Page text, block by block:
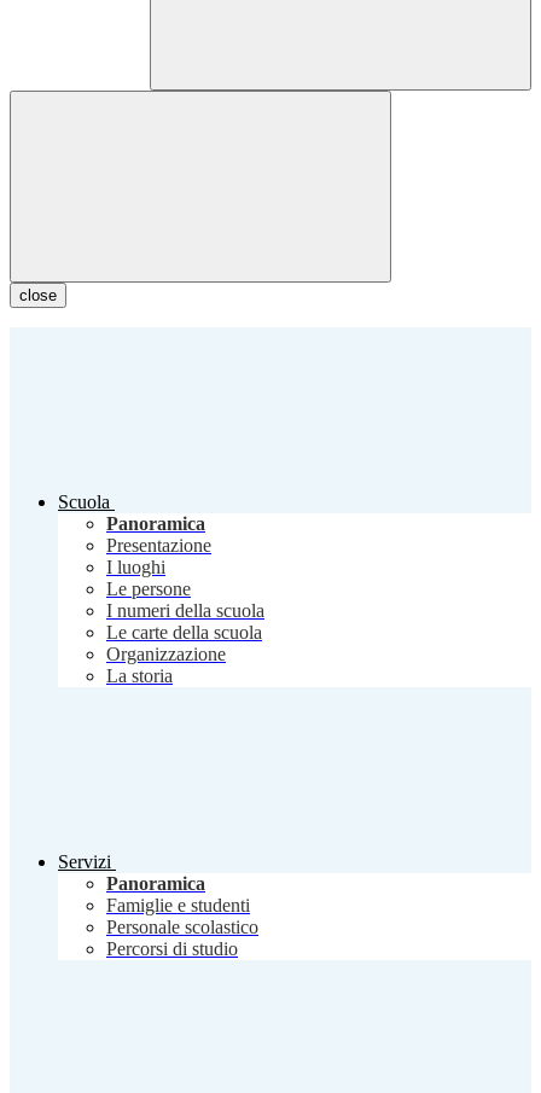
close
Scuola
Panoramica
Presentazione
I luoghi
Le persone
I numeri della scuola
Le carte della scuola
Organizzazione
La storia
Servizi
Panoramica
Famiglie e studenti
Personale scolastico
Percorsi di studio